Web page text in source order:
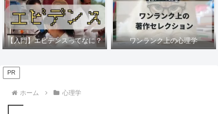
【入門】エビデンスってなに？ ワンランク上の心理学
PR
ホーム 心理学